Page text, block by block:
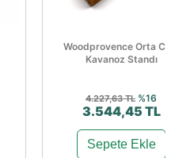
Woodprovence Orta
Kavanoz Standı
4.227,63 TL %16
3.544,45 TL
Sepete Ekle